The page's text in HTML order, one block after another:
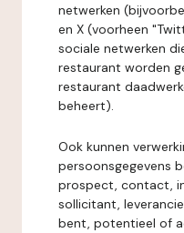
netwerken
en X (voorheen
sociale netwerken
restaurant worden
restaurant
beheert).
Ook kunnen
persoonsgegevens
prospect, contact,
sollicitant,
bent, potentieel of